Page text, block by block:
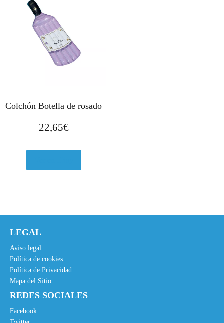
Colchón Botella de rosado
22,65€
LEGAL
Aviso legal
Política de cookies
Política de Privacidad
Mapa del Sitio
REDES SOCIALES
Facebook